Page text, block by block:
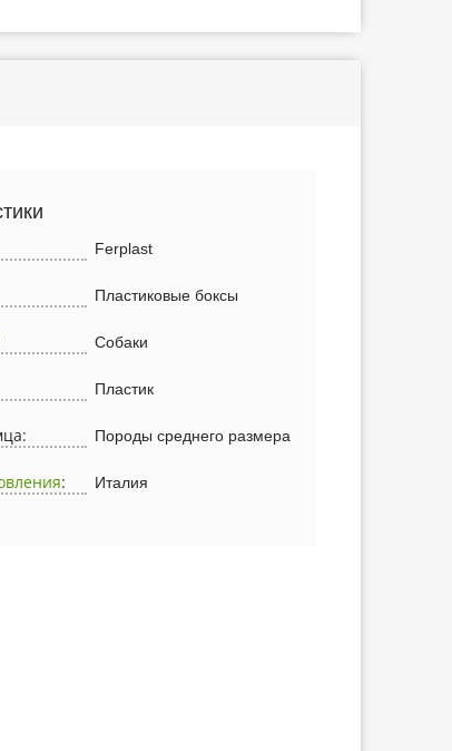
Ferplast
Пластиковые боксы
Собаки
Пластик
Породы среднего размера
: Италия